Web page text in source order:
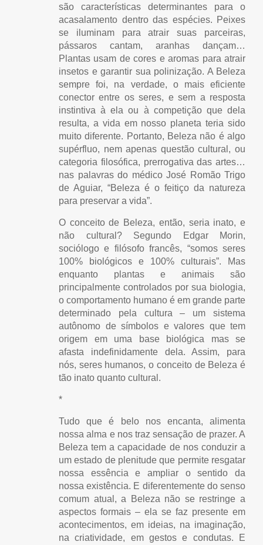
são características determinantes para o
acasalamento dentro das espécies. Peixes
se iluminam para atrair suas parceiras,
pássaros cantam, aranhas dançam…
Plantas usam de cores e aromas para atrair
insetos e garantir sua polinização. A Beleza
sempre foi, na verdade, o mais eficiente
conector entre os seres, e sem a resposta
instintiva à ela ou à competição que dela
resulta, a vida em nosso planeta teria sido
muito diferente. Portanto, Beleza não é algo
supérfluo, nem apenas questão cultural, ou
categoria filosófica, prerrogativa das artes…
nas palavras do médico José Romão Trigo
de Aguiar, “Beleza é o feitiço da natureza
para preservar a vida”.
O conceito de Beleza, então, seria inato, e
não cultural? Segundo Edgar Morin,
sociólogo e filósofo francês, “somos seres
100% biológicos e 100% culturais”. Mas
enquanto plantas e animais são
principalmente controlados por sua biologia,
o comportamento humano é em grande parte
determinado pela cultura – um sistema
autônomo de símbolos e valores que tem
origem em uma base biológica mas se
afasta indefinidamente dela. Assim, para
nós, seres humanos, o conceito de Beleza é
tão inato quanto cultural.
*
Tudo que é belo nos encanta, alimenta
nossa alma e nos traz sensação de prazer. A
Beleza tem a capacidade de nos conduzir a
um estado de plenitude que permite resgatar
nossa essência e ampliar o sentido da
nossa existência. E diferentemente do senso
comum atual, a Beleza não se restringe a
aspectos formais – ela se faz presente em
acontecimentos, em ideias, na imaginação,
na criatividade, em gestos e condutas. E